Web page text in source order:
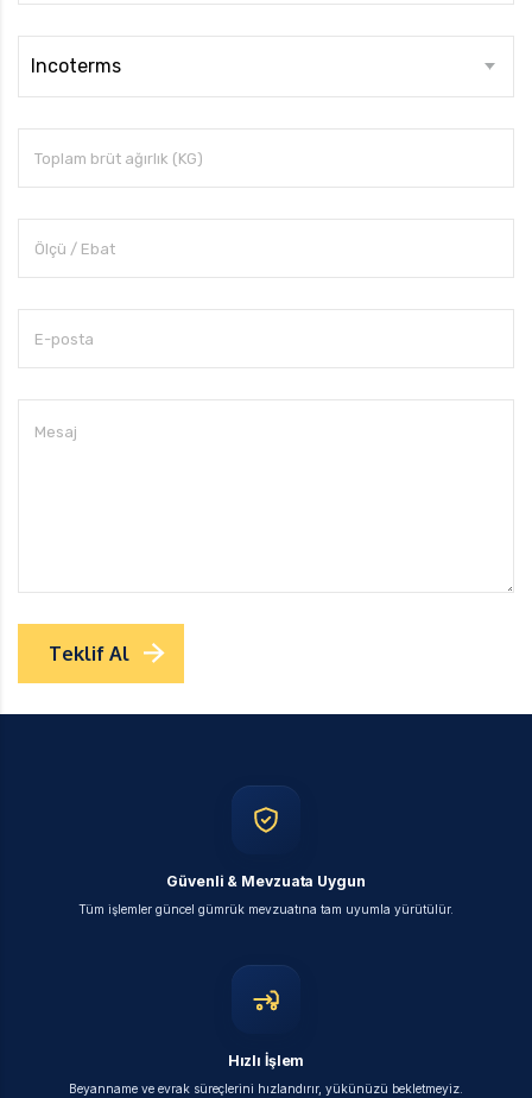
Incoterms
Teklif Al
Güvenli & Mevzuata Uygun
Tüm işlemler güncel gümrük mevzuatına tam uyumla yürütülür.
Hızlı İşlem
Beyanname ve evrak süreçlerini hızlandırır, yükünüzü bekletmeyiz.